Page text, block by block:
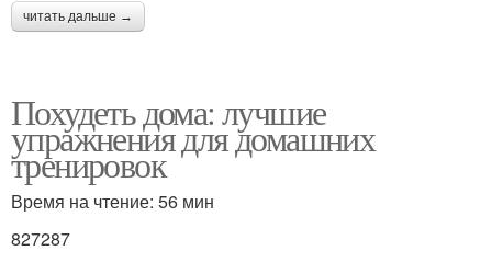
читать дальше →
Похудеть дома: лучшие
упражнения для домашних
тренировок
Время на чтение: 56 мин
827287